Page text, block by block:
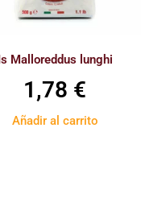
Is Malloreddus lunghi
1,78 €
Añadir al carrito